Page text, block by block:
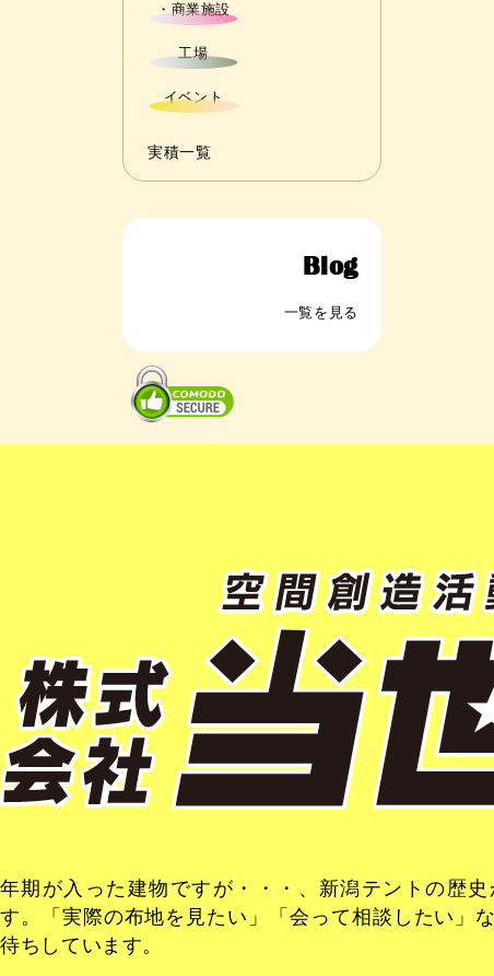
・商業施設
工場
イベント
実積一覧
Blog
一覧を見る
年期が入った建物ですが・・・、新潟テントの歴
す。「実際の布地を見たい」「会って相談したい」
待ちしています。